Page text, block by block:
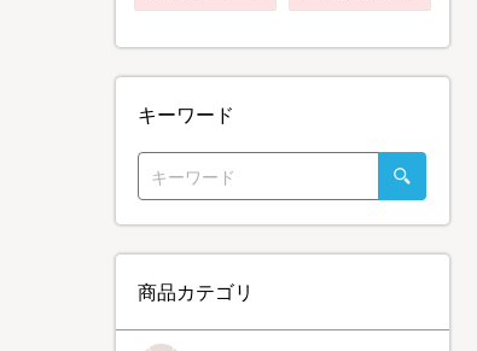
キーワード
商品カテゴリ